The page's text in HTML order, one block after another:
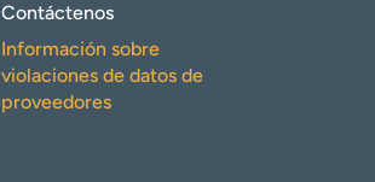
Contáctenos
Información sobre
violaciones de datos de
proveedores